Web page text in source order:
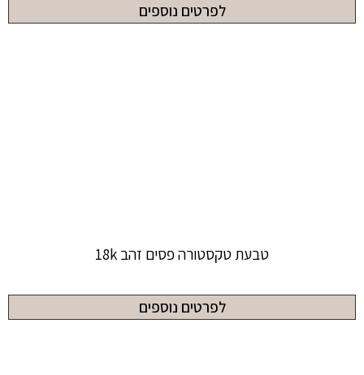
לפרטים נוספים
טבעת טקסטורה פסים זהב 18k
לפרטים נוספים